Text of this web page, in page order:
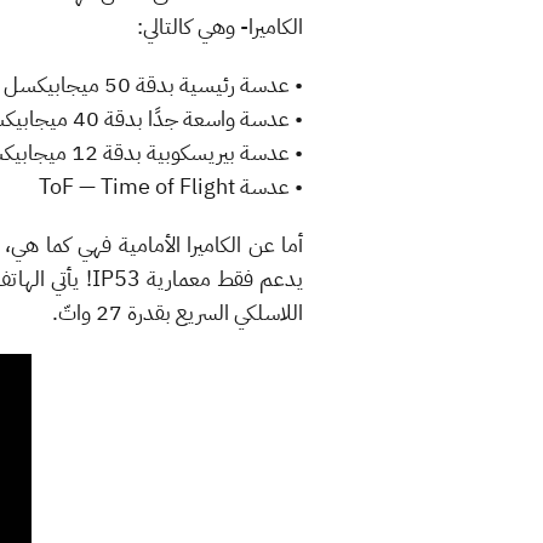
الكاميرا- وهي كالتالي:
• عدسة رئيسية بدقة 50 ميجابيكسل من نوع RYYP
• عدسة واسعة جدًا بدقة 40 ميجابيكسل من نوع Cine Camera
• عدسة بيريسكوبية بدقة 12 ميجابيكسل من نوع RYYP أيضًا
• عدسة ToF — Time of Flight
اللاسلكي السريع بقدرة 27 واتّ.